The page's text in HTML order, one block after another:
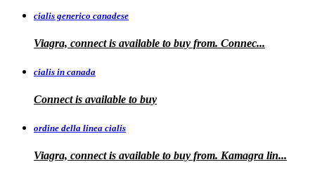
cialis generico canadese
Viagra, connect is available to buy from. Connec...
cialis in canada
Connect is available to buy
ordine della linea cialis
Viagra, connect is available to buy from. Kamagra lin...